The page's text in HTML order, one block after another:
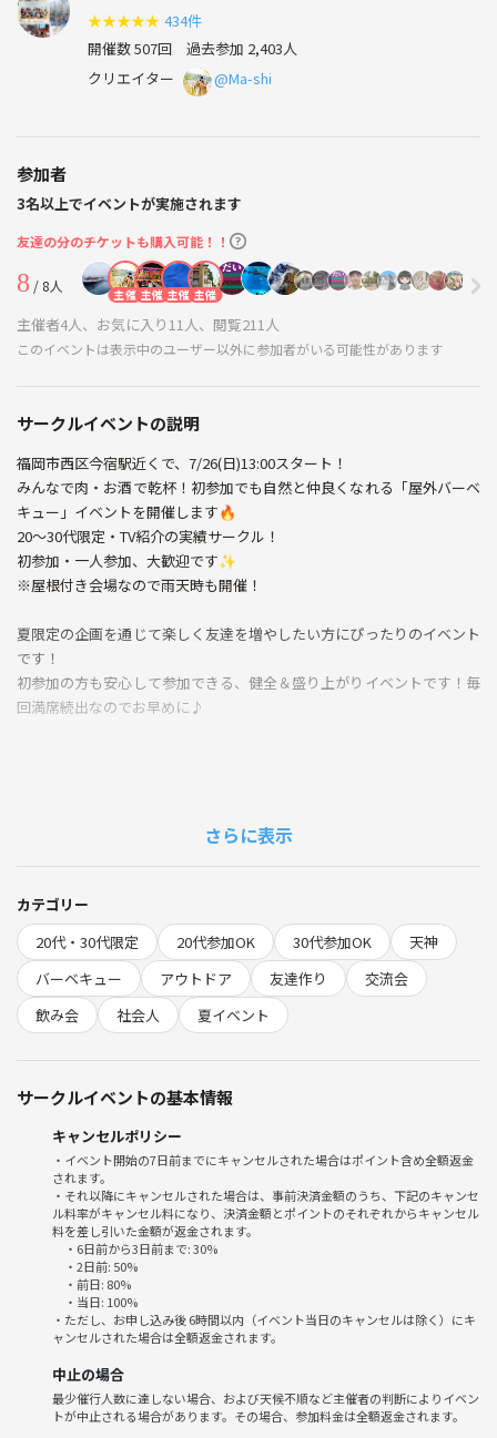
★★★★★ 434件
開催数 507回 過去参加 2,403人
クリエイター
@Ma-shi
参加者
3名以上でイベントが実施されます
友達の分のチケットも購入可能！！
8 / 8人 主催 主催 主催 主催
主催者4人、お気に入り11人、閲覧211人
このイベントは表示中のユーザー以外に参加者がいる可能性があります
サークルイベントの説明
福岡市西区今宿駅近くで、7/26(日)13:00スタート！
みんなで肉・お酒で乾杯！初参加でも自然と仲良くなれる「屋外バーベ
キュー」イベントを開催します🔥
20～30代限定・TV紹介の実績サークル！
初参加・一人参加、大歓迎です✨
※屋根付き会場なので雨天時も開催！
夏限定の企画を通じて楽しく友達を増やしたい方にぴったりのイベント
です！
初参加の方も安心して参加できる、健全＆盛り上がりイベントです！毎
回満席続出なのでお早めに♪
・手ぶらで現地集合してバーベキューが楽しめる！
・会話がメインのバーベキュー(お酒ももちろんありますが飲めない方
もソフトドリンクで楽しめる雰囲気)
・丁寧なフォロー＆6-8名ほどのグループ席で安心！
・自然に席替え＆自己紹介ができてすぐ仲良しに♪
・13:00-13:30 席分け＆飲み物を手元に用意
・15:50- 写真撮影(写真に映りたくない方は言ってください！)
・16:00 終了・現地解散
※仲良くなったメンバーで二次会も自由🍻
💫サークル紹介
福岡で活動している友達作りサークル『Plein de sourires(プレーヌ・
ド・スリール)』と申します！
フランス語で『笑顔溢れる』という意味の言葉を参考に名付けました
天神、小倉、久留米にて活動しております！
さらに表示
カテゴリー
20代・30代限定
20代参加OK 30代参加OK
天神
バーベキュー
アウトドア 友達作り
交流会
飲み会
社会人 夏イベント
サークルイベントの基本情報
キャンセルポリシー
・イベント開始の7日前までにキャンセルされた場合はポイント含め全額返金
されます。
・それ以降にキャンセルされた場合は、事前決済金額のうち、下記のキャンセ
ル料率がキャンセル料になり、決済金額とポイントのそれぞれからキャンセル
料を差し引いた金額が返金されます。
・6日前から3日前まで: 30%
・2日前: 50%
・前日: 80%
・当日: 100%
・ただし、お申し込み後 6時間以内（イベント当日のキャンセルは除く）にキ
ャンセルされた場合は全額返金されます。
中止の場合
最少催行人数に達しない場合、および天候不順など主催者の判断によりイベン
トが中止される場合があります。その場合、参加料金は全額返金されます。